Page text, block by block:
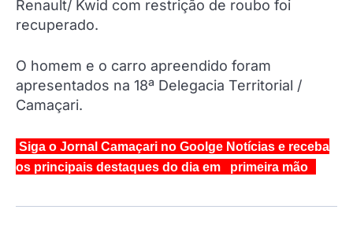
Renault/ Kwid com restrição de roubo foi
recuperado.
O homem e o carro apreendido foram
apresentados na 18ª Delegacia Territorial /
Camaçari.
Siga o Jornal Camaçari no Goolge Notícias e receba
os principais destaques do dia em primeira mão